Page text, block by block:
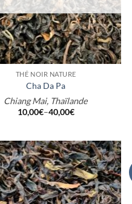
THÉ NOIR NATURE
Cha Da Pa
Chiang Mai, Thaïlande
10,00€–40,00€